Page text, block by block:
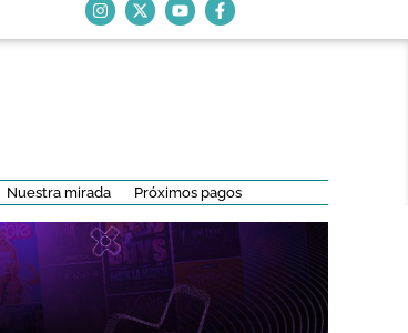
Nuestra mirada Próximos pagos